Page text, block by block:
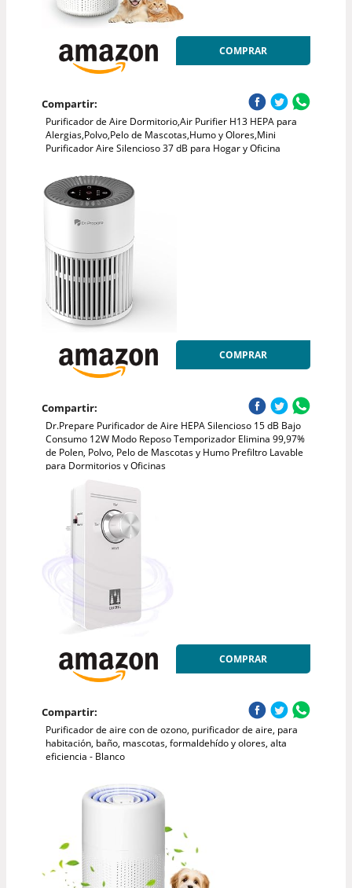
COMPRAR
Compartir:
Purificador de Aire Dormitorio,Air Purifier H13 HEPA para
Alergias,Polvo,Pelo de Mascotas,Humo y Olores,Mini
Purificador Aire Silencioso 37 dB para Hogar y Oficina
COMPRAR
Compartir:
Dr.Prepare Purificador de Aire HEPA Silencioso 15 dB Bajo
Consumo 12W Modo Reposo Temporizador Elimina 99,97%
de Polen, Polvo, Pelo de Mascotas y Humo Prefiltro Lavable
para Dormitorios y Oficinas
COMPRAR
Compartir:
Purificador de aire con de ozono, purificador de aire, para
habitación, baño, mascotas, formaldehído y olores, alta
eficiencia - Blanco